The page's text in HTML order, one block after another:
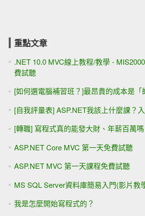
重點文章
.NET 10.0 MVC線上教程/教學 -
費試聽
[如何選電腦補習班？]最昂貴的成本是「
[自我評量表] ASP.NET我該上什麼課？
[轉職] 寫程式真的能發大財、年薪百萬嗎
ASP.NET Core MVC 第一天免費試聽
ASP.NET MVC 第一天課程免費試聽
MS SQL Server資料庫簡易入門(影片教
我是怎麼開始寫程式的？